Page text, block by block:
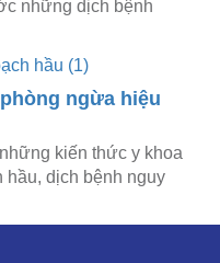
những dịch bệnh
ngừa hiệu
kiến thức y khoa
hầu, dịch bệnh nguy